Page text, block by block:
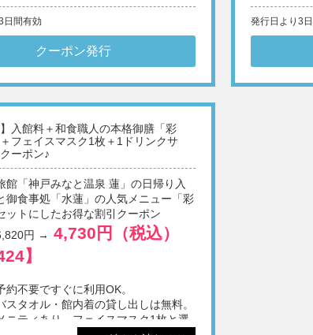
うきわの持ち込みをご遠慮いただいており
間の変更ならびに入場を制限する場合がご
など天気の急変により、予告なく屋外温水
プールサイドバーの営業を休止する場合が
トは一部有料です。
ラン併用不可。
施設利用は12歳以上。
別途入湯税(75円/人)を申し受けます。
スやイベントなどにより、一部施設をご利
い場合があります。
日間有効
クーポン発行
】入館料＋和食職人の本格御膳「彩
フェイスマスク1枚＋1ドリンクサ
ーポン♪
館「神戸みなと温泉 蓮」の日帰り入
御食事処「水蓮」の人気メニュー「彩
ットにしたお得な割引クーポン
円 → 4,730円（税込）
】
約不要ですぐに利用OK。
スタオル・館内着の貸し出しは無料。
ニティあり。フェイスマスク1枚と選
※他券・他プ
※日帰りでの
※表示料金に
※メンテナン
発行日より3